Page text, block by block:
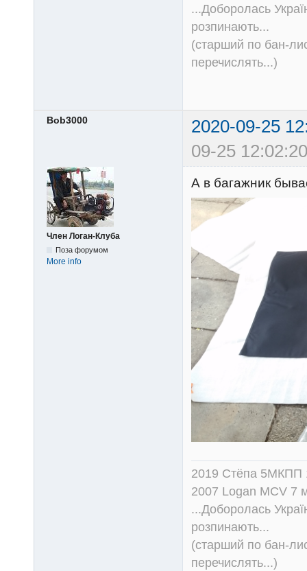
...Доборолась
розпинають...
(старший по бан-
перечислять...)
Bob3000
2020-09-25
09-25
Член Логан-Клуба
Поза форумом
More info
А в багажник
2019 Стёпа
2007 Logan MCV 7
...Доборолась
розпинають...
(старший по бан-
перечислять...)